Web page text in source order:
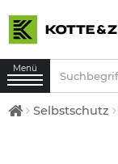
Menü
Selbstschutz